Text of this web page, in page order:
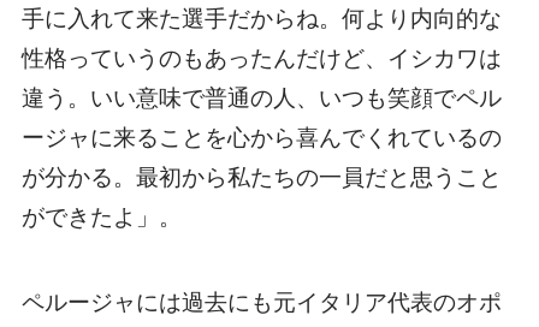
手に入れて来た選手だからね。何より内向的な
性格っていうのもあったんだけど、イシカワは
違う。いい意味で普通の人、いつも笑顔でペル
ージャに来ることを心から喜んでくれているの
が分かる。最初から私たちの一員だと思うこと
ができたよ」。
ペルージャには過去にも元イタリア代表のオポ